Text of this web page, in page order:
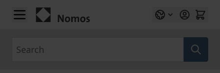
Skip to Content